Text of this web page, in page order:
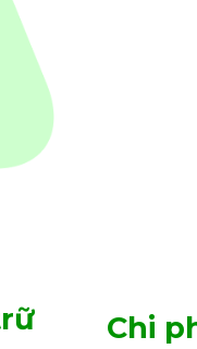
Chi